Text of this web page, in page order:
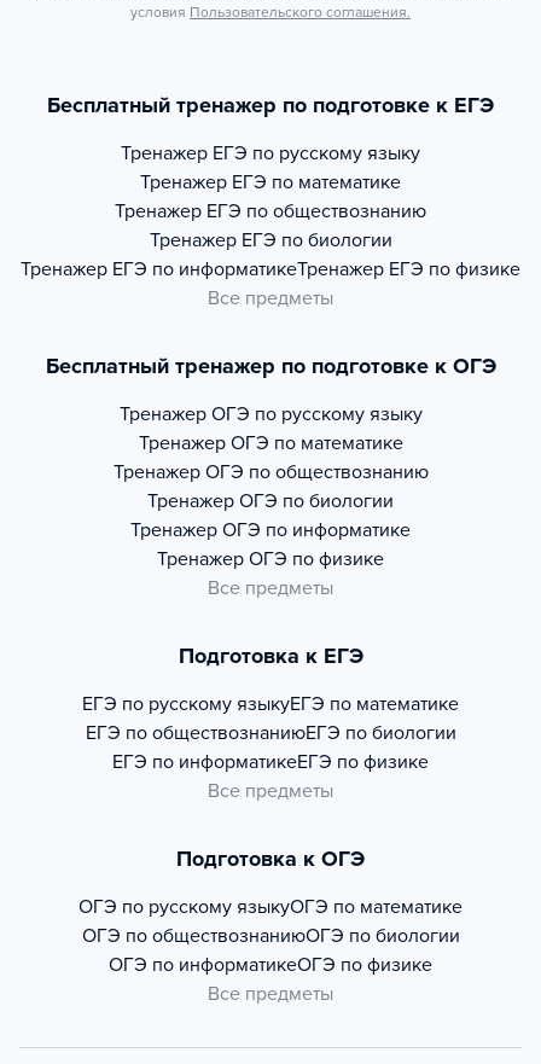
условия Пользовательского соглашения.
Бесплатный тренажер по подготовке к ЕГЭ
Тренажер ЕГЭ по русскому языку
Тренажер ЕГЭ по математике
Тренажер ЕГЭ по обществознанию
Тренажер ЕГЭ по биологии
Тренажер ЕГЭ по информатикеТренажер ЕГЭ по физике
Все предметы
Бесплатный тренажер по подготовке к ОГЭ
Тренажер ОГЭ по русскому языку
Тренажер ОГЭ по математике
Тренажер ОГЭ по обществознанию
Тренажер ОГЭ по биологии
Тренажер ОГЭ по информатике
Тренажер ОГЭ по физике
Все предметы
Подготовка к ЕГЭ
ЕГЭ по русскому языкуЕГЭ по математике
ЕГЭ по обществознаниюЕГЭ по биологии
ЕГЭ по информатикеЕГЭ по физике
Все предметы
Подготовка к ОГЭ
ОГЭ по русскому языкуОГЭ по математике
ОГЭ по обществознаниюОГЭ по биологии
ОГЭ по информатикеОГЭ по физике
Все предметы